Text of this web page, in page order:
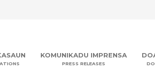
KOMUNIKADU IMPRENSA
PRESS RELEASES